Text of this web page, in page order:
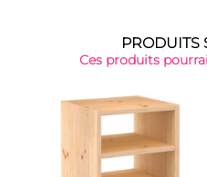
PRODUITS
Ces produits